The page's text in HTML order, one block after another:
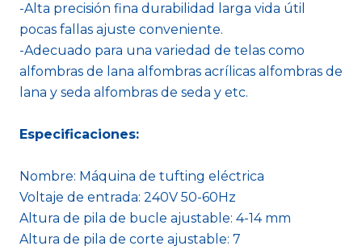
-Alta precisión fina durabilidad larga vida útil
pocas fallas ajuste conveniente.
-Adecuado para una variedad de telas como
alfombras de lana alfombras acrílicas alfombras de
lana y seda alfombras de seda y etc.
Especificaciones:
Nombre: Máquina de tufting eléctrica
Voltaje de entrada: 240V 50-60Hz
Altura de pila de bucle ajustable: 4-14 mm
Altura de pila de corte ajustable: 7